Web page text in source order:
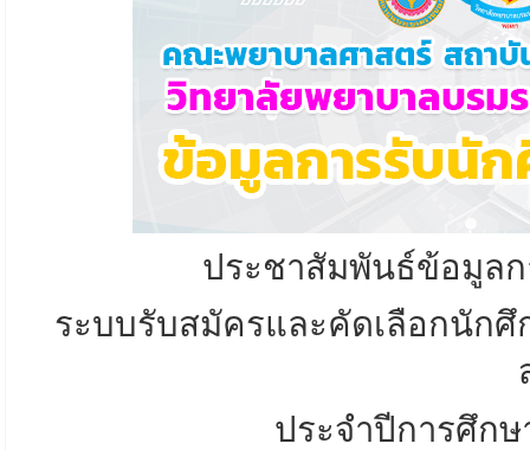
ประชาสัมพันธ์ข้อมูลก
ระบบรับสมัครและคัดเลือกนัก
ประจำปีการศึก